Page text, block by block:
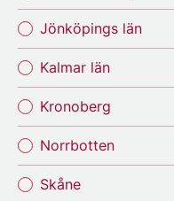
Jönköpings län
Kalmar län
Kronoberg
Norrbotten
Skåne